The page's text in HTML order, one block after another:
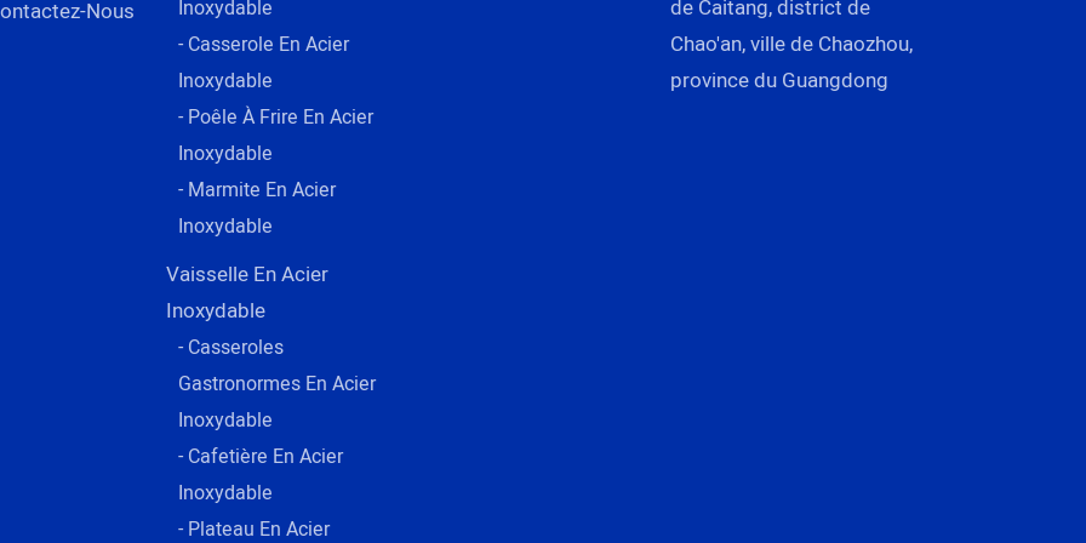
Nous
Inoxydable
- Casserole En Acier
Inoxydable
- Poêle À Frire En Acier
Inoxydable
- Marmite En Acier
Inoxydable
Vaisselle En Acier
Inoxydable
- Casseroles
Gastronormes En Acier
Inoxydable
- Cafetière En Acier
Inoxydable
- Plateau En Acier
de Caitang, district de
Chao'an, ville de Chaozhou,
province du Guangdong